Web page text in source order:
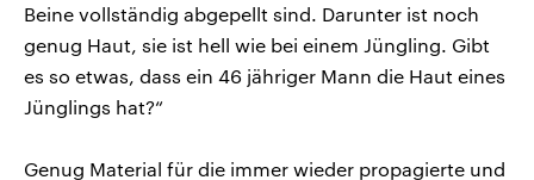
Beine vollständig abgepellt sind. Darunter ist noch
genug Haut, sie ist hell wie bei einem Jüngling. Gibt
es so etwas, dass ein 46 jähriger Mann die Haut eines
Jünglings hat?“
Genug Material für die immer wieder propagierte und